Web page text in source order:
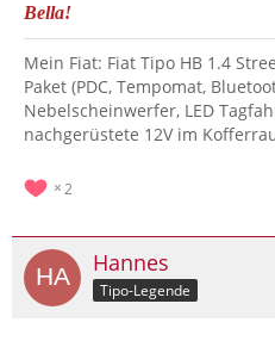
Bella!
Mein Fiat: Fiat Tipo HB 1.4
Paket (PDC, Tempomat,
Nebelscheinwerfer, LED
nachgerüstete 12V im
2
Hannes
Tipo-Legende